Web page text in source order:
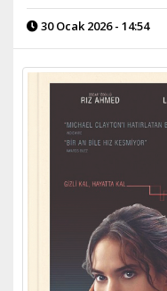
30 Ocak 2026 - 14:54